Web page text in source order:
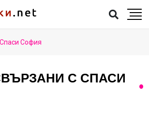
Спаси София
С СПАСИ